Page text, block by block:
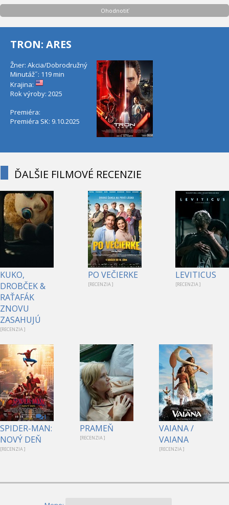
Ohodnotiť
TRON: ARES
Žner: Akcia/Dobrodružný
Minutáž˝: 119 min
Krajina:
Rok výroby: 2025
Premiéra:
Premiéra SK: 9.10.2025
ĎALŠIE FILMOVÉ RECENZIE
KUKO,
DROBČEK &
RAŤAFÁK
ZNOVU
ZASAHUJÚ
[RECENZIA ]
PO VEČIERKE
[RECENZIA ]
LEVITICUS
[RECENZIA ]
1
SPIDER-MAN:
NOVÝ DEŇ
[RECENZIA ]
PRAMEŇ
[RECENZIA ]
VAIANA /
VAIANA
[RECENZIA ]